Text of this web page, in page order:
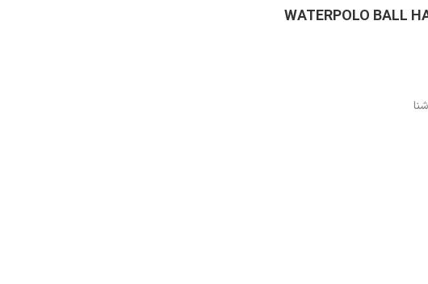
WATERPOLO BALL
شنا